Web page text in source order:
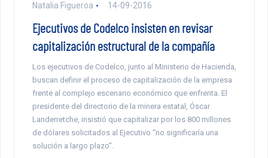
Natalia Figueroa 14-09-2016
Ejecutivos de Codelco insisten en revisar
capitalización estructural de la compañía
Los ejecutivos de Codelco, junto al Ministerio de Hacienda,
buscan definir el proceso de capitalización de la empresa
frente al complejo escenario económico que enfrenta. El
presidente del directorio de la minera estatal, Óscar
Landerretche, insistió que capitalizar por los 800 millones
de dólares solicitados al Ejecutivo “no significaría una
solución a largo plazo”.